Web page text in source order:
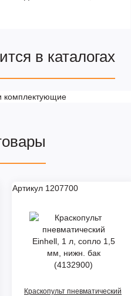
в каталогах
комплектующие
Артикул 1207700
Краскопульт пневматический